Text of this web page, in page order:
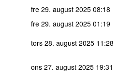
fre 29. august 2025 08:18
fre 29. august 2025 01:19
tors 28. august 2025 11:28
ons 27. august 2025 19:31